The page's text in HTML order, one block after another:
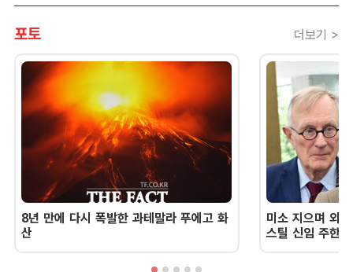
포토 더보기 >
8년 만에 다시 폭발한 과테말라 푸에고 화
산
미소 지으며 외
스틸 신임 주한